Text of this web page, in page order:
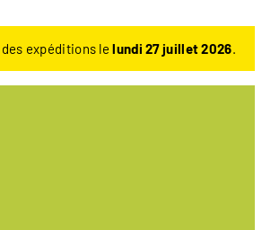
expéditions lelundi 27 juillet 2026.